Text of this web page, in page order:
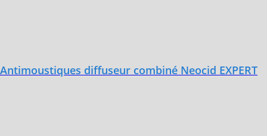
Antimoustiques diffuseur combiné Neocid EXPERT